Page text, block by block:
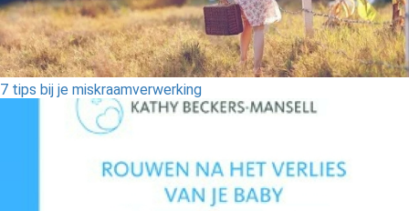
7 tips bij je miskraamverwerking